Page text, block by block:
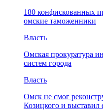
180 конфискованных
омские таможенники
Власть
Омская прокуратура
систем города
Власть
Омск не смог
Козицкого и выставил